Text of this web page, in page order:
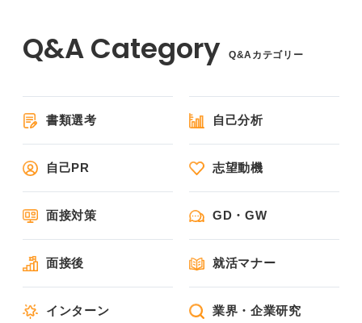
Q&Aカテゴリー
書類選考 自己分析
自己PR 志望動機
面接対策 GD・GW
面接後 就活マナー
インターン 業界・企業研究